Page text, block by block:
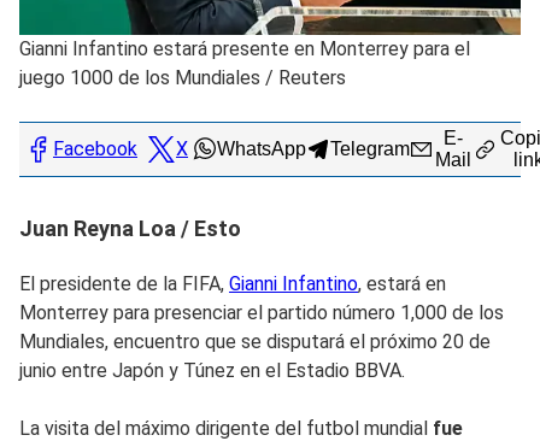
Gianni Infantino estará presente en Monterrey para el
juego 1000 de los Mundiales / Reuters
Facebook X WhatsApp Telegram
E-
Mail
Juan Reyna Loa / Esto
El presidente de la FIFA, Gianni Infantino, estará en
Monterrey para presenciar el partido número 1,000 de los
Mundiales, encuentro que se disputará el próximo 20 de
junio entre Japón y Túnez en el Estadio BBVA.
La visita del máximo dirigente del futbol mundial fue